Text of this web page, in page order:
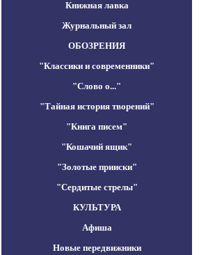
Книжная лавка
Журнальный зал
ОБОЗРЕНИЯ
"Классики и современники"
"Слово о..."
"Тайная история творений"
"Книга писем"
"Кошачий ящик"
"Золотые прииски"
"Сердитые стрелы"
КУЛЬТУРА
Афиша
Новые передвижники